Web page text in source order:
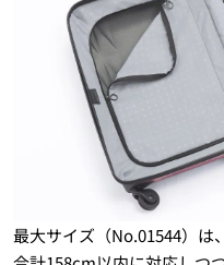
最大サイズ（No.01544）は